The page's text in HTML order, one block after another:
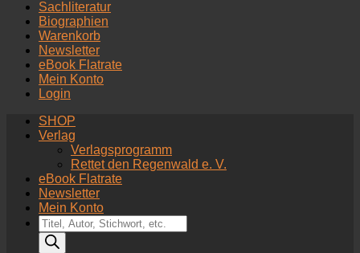
Sachliteratur
Biographien
Warenkorb
Newsletter
eBook Flatrate
Mein Konto
Login
SHOP
Verlag
Verlagsprogramm
Rettet den Regenwald e. V.
eBook Flatrate
Newsletter
Mein Konto
Products
search